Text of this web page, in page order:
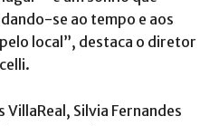
se ao tempo e aos
local”, destaca o diretor
Silvia Fernandes